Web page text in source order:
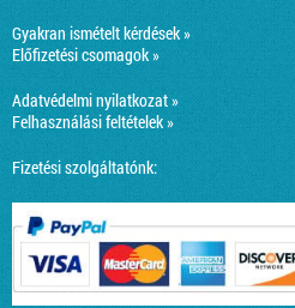
Gyakran ismételt kérdések »
Előfizetési csomagok »
Adatvédelmi nyilatkozat »
Felhasználási feltételek »
Fizetési szolgáltatónk: